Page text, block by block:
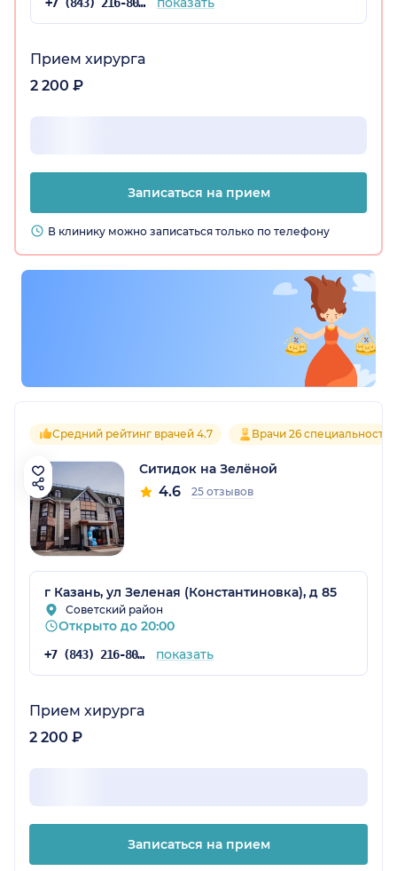
+7 (843) 216-80-53
Прием хирурга
2 200 ₽
Записаться на прием
В клинику можно записаться только по телефону
Средний рейтинг врачей 4.7 Врачи 26 специальностей
Ситидок на Зелёной
4.6 25 отзывов
г Казань, ул Зеленая (Константиновка), д 85
Советский район
Открыто до 20:00
+7 (843) 216-80-53 показать
Прием хирурга
2 200 ₽
Записаться на прием